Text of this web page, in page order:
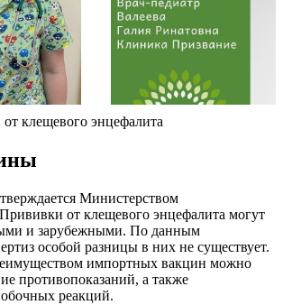
клещевого энцефалита
Министерством
от клещевого энцефалита могут
и зарубежными. По данным
особой разницы в них не существует.
импортных вакцин можно
противопоказаний, а также
реакций.